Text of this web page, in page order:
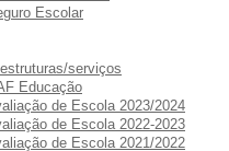
Escolar
serviços
Educação
de Escola 2023/2024
de Escola 2022-2023
de Escola 2021/2022